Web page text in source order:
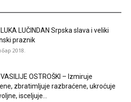
LUČINDAN Srpska slava i veliki
praznik
2018.
OSTROŠKI – Izmiruje
zbratimljuje razbraćene, ukroćuje
isceljuje...